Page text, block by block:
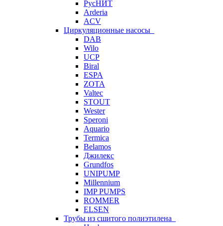
РусНИТ
Arderia
ACV
Циркуляционные насосы
DAB
Wilo
UCP
Biral
ESPA
ZOTA
Valtec
STOUT
Wester
Speroni
Aquario
Termica
Belamos
Джилекс
Grundfos
UNIPUMP
Millennium
IMP PUMPS
ROMMER
ELSEN
Трубы из сшитого полиэтилена